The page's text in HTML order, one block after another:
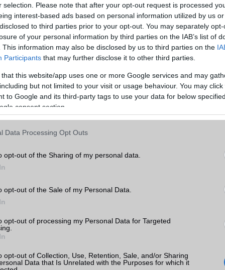
selection. Please note that after your opt-out request is processed
interest-based ads based on personal information utilized by us
to third parties prior to your opt-out. You may separately
of your personal information by third parties on the IAB’s list of
This information may also be disclosed by us to third parties on the
Participants that may further disclose it to other third parties.
that this website/app uses one or more Google services and may
but not limited to your visit or usage behaviour. You may
to Google and its third-party tags to use your data for below
consent section.
Data Processing Opt Outs
opt-out of the Sharing of my personal data.
opt-out of the Sale of my Personal Data.
opt-out of processing my Personal Data for Targeted
opt-out of Collection, Use, Retention, Sale, and/or Sharing
Data that Is Unrelated with the Purposes for which it
125 Video lejátszás 1080p HD lejátszó
MEMÓRIA ÉS TÁRHELY
Telefonkönyv db dinamikus
Min. memória
Min. háttértár 32 GB
Memória bővíthetőség T-Flash/microSD
ADATCSERE
GPRS
EDGE
EMS/E-mail
B/T extra A2DP